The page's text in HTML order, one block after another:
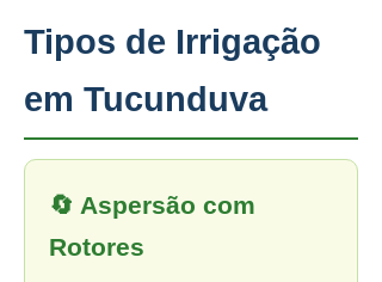
Tipos de Irrigação
em Tucunduva
🔄 Aspersão com
Rotores